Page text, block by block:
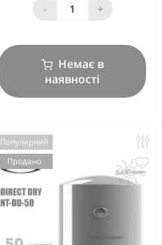
- +
Немає в
наявності
Популярний
Продано